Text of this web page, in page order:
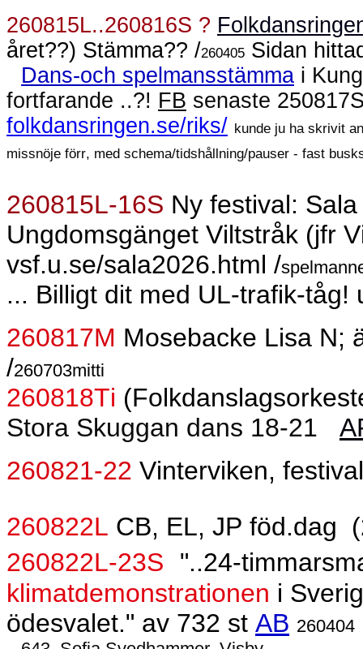
260815L..260816S ?
året??) Stämma?? /260405 Sidan
Dans-och spelmansstämma i
fortfarande ..?! FB senaste
folkdansringen.se/riks/ kunde ju ha skrivit
missnöje förr, med schema/tidshållning/pauser - fast
260815L-16S Ny festival:
Ungdomsgänget Viltstråk (jfr
vsf.u.se/sala2026.html /
... Billigt dit med UL-trafik-tåg!
260817M Mosebacke Lisa N;
/260703mitti
260818Ti
Stora Skuggan dans 18-21
260821-22 Vinterviken,
260822L CB, EL, JP föd.dag
260822L-23S
"..24-
klimatdemonstrationen i
ödesvalet." av 732 st AB 260404